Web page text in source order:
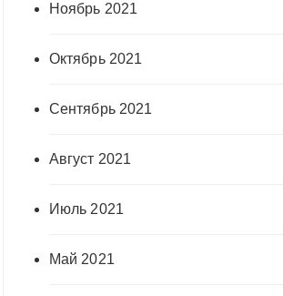
Ноябрь 2021
Октябрь 2021
Сентябрь 2021
Август 2021
Июль 2021
Май 2021